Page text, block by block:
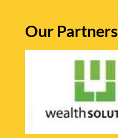
Our Partners